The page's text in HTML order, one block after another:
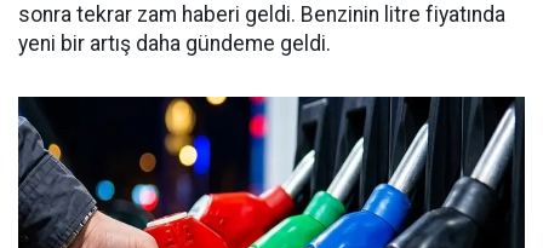
sonra tekrar zam haberi geldi. Benzinin litre fiyatında
yeni bir artış daha gündeme geldi.